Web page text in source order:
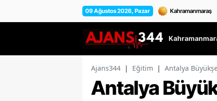
09 Ağustos 2026, Pazar
Ajans344 | Eğitim | Antalya
Antalya